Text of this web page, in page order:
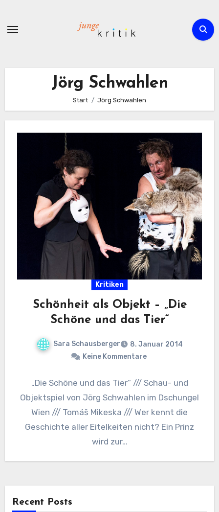
springen
Jörg Schwahlen
Start Jörg Schwahlen
Kritiken
Schönheit als Objekt – „Die
Schöne und das Tier“
Sara Schausberger
8. Januar 2014
Keine Kommentare
„Die Schöne und das Tier“ /// Schau- und
Objektspiel von Jörg Schwahlen im Dschungel
Wien /// Tomáš Mikeska /// Wer kennt die
Geschichte aller Eitelkeiten nicht? Ein Prinz
wird zur…
Recent Posts